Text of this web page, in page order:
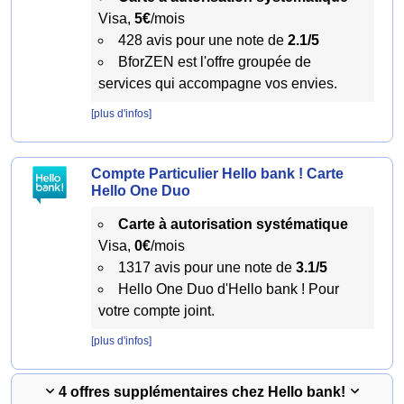
Visa, 5€/mois
428 avis pour une note de 2.1/5
BforZEN est l'offre groupée de
services qui accompagne vos envies.
[plus d'infos]
Compte Particulier Hello bank ! Carte
Hello One Duo
Carte à autorisation systématique
Visa, 0€/mois
1317 avis pour une note de 3.1/5
Hello One Duo d'Hello bank ! Pour
votre compte joint.
[plus d'infos]
4 offres supplémentaires chez Hello bank!